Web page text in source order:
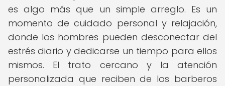
es algo más que un simple arreglo. Es un
momento de cuidado personal y relajación,
donde los hombres pueden desconectar del
estrés diario y dedicarse un tiempo para ellos
mismos. El trato cercano y la atención
personalizada que reciben de los barberos